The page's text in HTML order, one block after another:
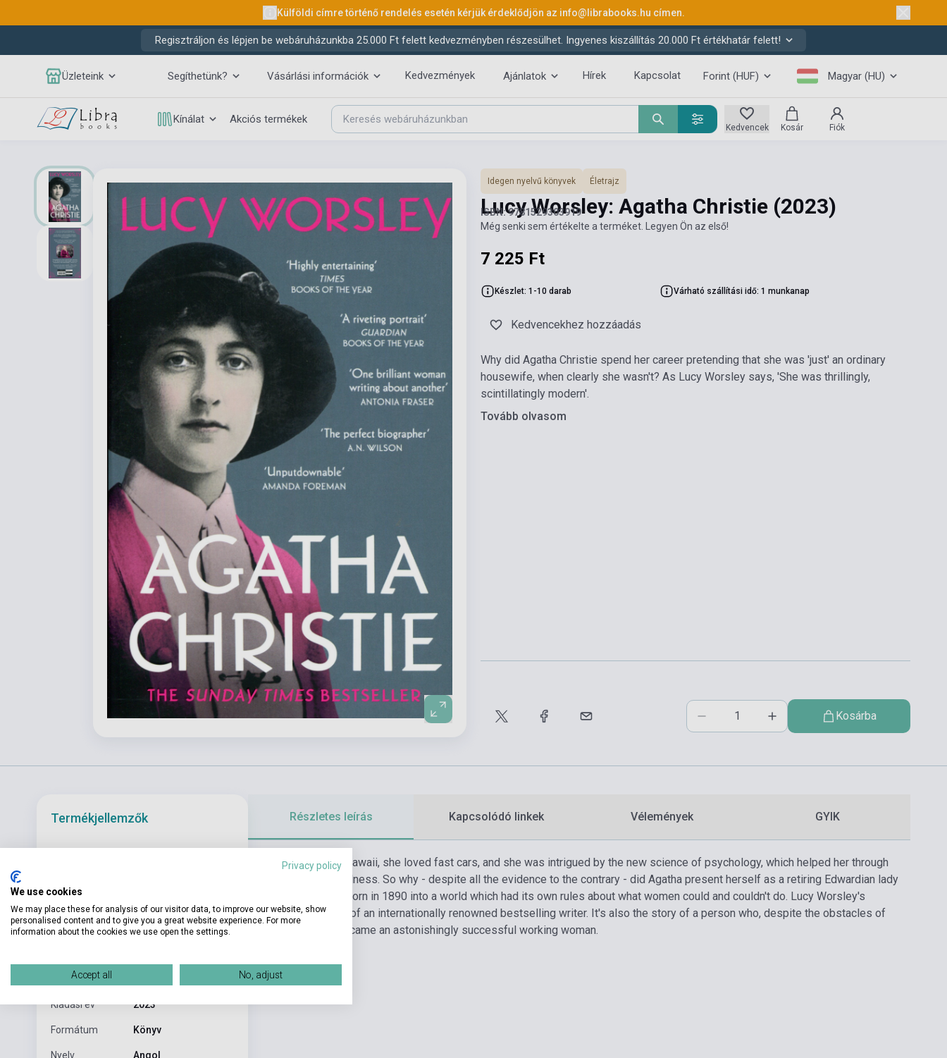
Külföldi címre történő rendelés esetén kérjük érdeklődjön az info@librabooks.hu címen.
Regisztráljon és lépjen be webáruházunkba 25.000 Ft felett kedvezményben részesülhet. Ingyenes kiszállítás 20.000 Ft értékhatár felett!
Üzleteink Segíthetünk? Vásárlási információk Kedvezmények Ajánlatok Hírek Kapcsolat Forint (HUF) Magyar (HU)
Kínálat Akciós termékek
Kedvencek Kosár Fiók
Idegen nyelvű könyvek Életrajz
Lucy Worsley: Agatha Christie (2023)
ISBN: 9781529303919
Még senki sem értékelte a terméket. Legyen Ön az első!
7 225 Ft
Készlet: 1-10 darab Várható szállítási idő: 1 munkanap
Kedvencekhez hozzáadás
Why did Agatha Christie spend her career pretending that she was 'just' an ordinary
housewife, when clearly she wasn't? As Lucy Worsley says, 'She was thrillingly,
scintillatingly modern'.
Tovább olvasom
Kosárba
Termékjellemzők
Szerző
Oldalszám 432
Puhakötés
Kiadó
HODDER &
Kiadási év 2023
Formátum Könyv
Nyelv Angol
Részletes leírás Kapcsolódó linkek Vélemények GYIK
She went surfing in Hawaii, she loved fast cars, and she was intrigued by the new science of psychology, which helped her through
devastating mental illness. So why - despite all the evidence to the contrary - did Agatha present herself as a retiring Edwardian lady
She was born in 1890 into a world which had its own rules about what women could and couldn't do. Lucy Worsley's
biography is not just of an internationally renowned bestselling writer. It's also the story of a person who, despite the obstacles of
class and gender, became an astonishingly successful working woman.
Privacy policy
We use cookies
We may place these for analysis of our visitor data, to improve our website, show
personalised content and to give you a great website experience. For more
information about the cookies we use open the settings.
Accept all No, adjust